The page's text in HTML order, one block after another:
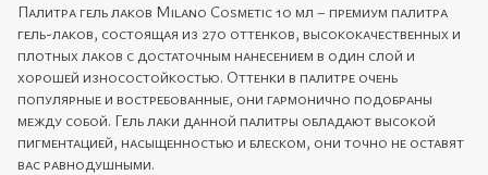
Палитра гель лаков Milano Cosmetic 10 мл – премиум палитра
гель-лаков, состоящая из 270 оттенков, высококачественных и
плотных лаков с достаточным нанесением в один слой и
хорошей износостойкостью. Оттенки в палитре очень
популярные и востребованные, они гармонично подобраны
между собой. Гель лаки данной палитры обладают высокой
пигментацией, насыщенностью и блеском, они точно не оставят
вас равнодушными.